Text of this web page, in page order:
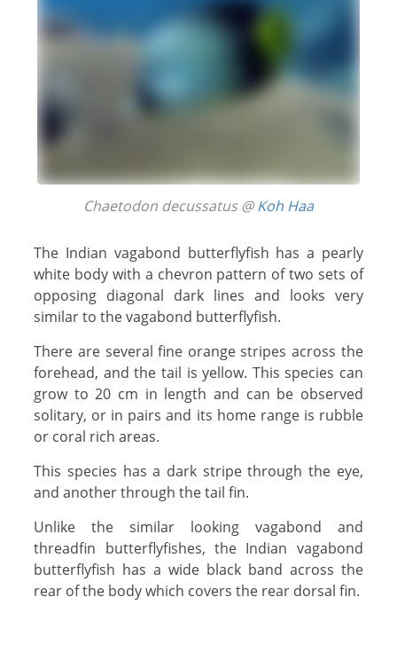
Chaetodon decussatus @Koh Haa
The Indian vagabond butterflyfish has a pearly
white body with a chevron pattern of two sets of
opposing diagonal dark lines and looks very
similar to the vagabond butterflyfish.
There are several fine orange stripes across the
forehead, and the tail is yellow. This species can
grow to 20 cm in length and can be observed
solitary, or in pairs and its home range is rubble
or coral rich areas.
This species has a dark stripe through the eye,
and another through the tail fin.
Unlike the similar looking vagabond and
threadfin butterflyfishes, the Indian vagabond
butterflyfish has a wide black band across the
rear of the body which covers the rear dorsal fin.